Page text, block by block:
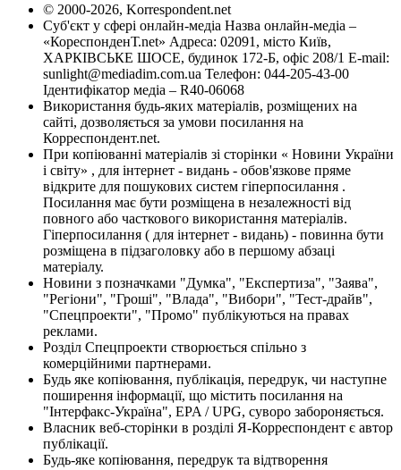
© 2000-2026, Korrespondent.net
Суб'єкт у сфері онлайн-медіа Назва онлайн-медіа –
«КореспонденТ.net» Адреса: 02091, місто Київ,
ХАРКІВСЬКЕ ШОСЕ, будинок 172-Б, офіс 208/1 E-mail:
sunlight@mediadim.com.ua Телефон: 044-205-43-00
Ідентифікатор медіа – R40-06068
Використання будь-яких матеріалів, розміщених на
сайті, дозволяється за умови посилання на
Корреспондент.net.
При копіюванні матеріалів зі сторінки « Новини України
і світу» , для інтернет - видань - обов'язкове пряме
відкрите для пошукових систем гіперпосилання .
Посилання має бути розміщена в незалежності від
повного або часткового використання матеріалів.
Гіперпосилання ( для інтернет - видань) - повинна бути
розміщена в підзаголовку або в першому абзаці
матеріалу.
Новини з позначками "Думка", "Експертиза", "Заява",
"Регіони", "Гроші", "Влада", "Вибори", "Тест-драйв",
"Спецпроекти", "Промо" публікуються на правах
реклами.
Розділ Спецпроекти створюється спільно з
комерційними партнерами.
Будь яке копіювання, публікація, передрук, чи наступне
поширення інформації, що містить посилання на
"Інтерфакс-Україна", EPA / UPG, суворо забороняється.
Власник веб-сторінки в розділі Я-Корреспондент є автор
публікації.
Будь-яке копіювання, передрук та відтворення